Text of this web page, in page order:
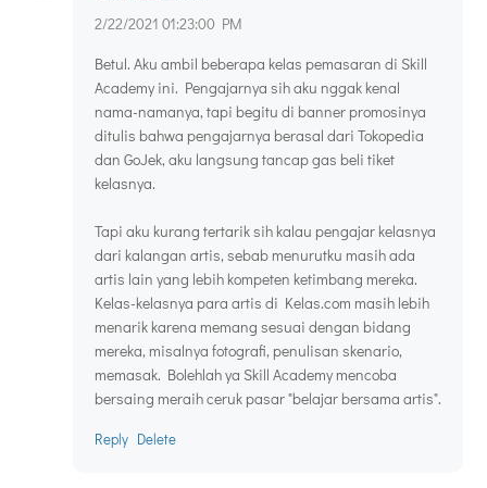
2/22/2021 01:23:00 PM
Betul. Aku ambil beberapa kelas pemasaran di Skill
Academy ini. Pengajarnya sih aku nggak kenal
nama-namanya, tapi begitu di banner promosinya
ditulis bahwa pengajarnya berasal dari Tokopedia
dan GoJek, aku langsung tancap gas beli tiket
kelasnya.
Tapi aku kurang tertarik sih kalau pengajar kelasnya
dari kalangan artis, sebab menurutku masih ada
artis lain yang lebih kompeten ketimbang mereka.
Kelas-kelasnya para artis di Kelas.com masih lebih
menarik karena memang sesuai dengan bidang
mereka, misalnya fotografi, penulisan skenario,
memasak. Bolehlah ya Skill Academy mencoba
bersaing meraih ceruk pasar "belajar bersama artis".
Reply Delete